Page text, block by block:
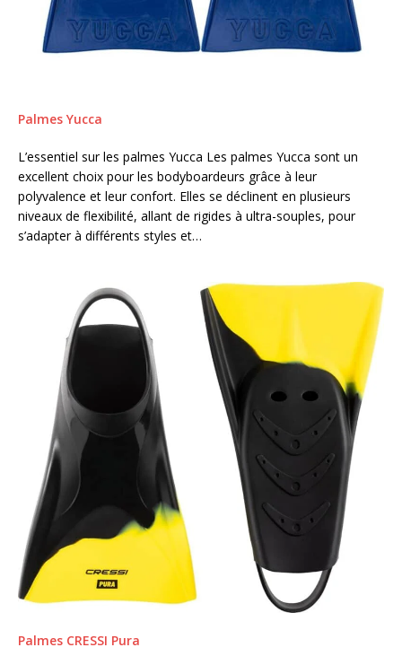
Palmes Yucca
L’essentiel sur les palmes Yucca Les palmes Yucca sont un
excellent choix pour les bodyboardeurs grâce à leur
polyvalence et leur confort. Elles se déclinent en plusieurs
niveaux de flexibilité, allant de rigides à ultra-souples, pour
s’adapter à différents styles et…
Palmes CRESSI Pura